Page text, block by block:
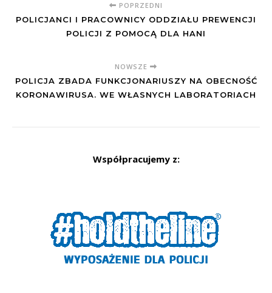
POPRZEDNI
POLICJANCI I PRACOWNICY ODDZIAŁU PREWENCJI
POLICJI Z POMOCĄ DLA HANI
NOWSZE
POLICJA ZBADA FUNKCJONARIUSZY NA OBECNOŚĆ
KORONAWIRUSA. WE WŁASNYCH LABORATORIACH
Współpracujemy z: